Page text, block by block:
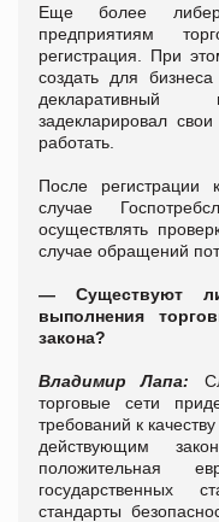
Еще более
предприятиям
регистрация. При
создать для
декларативный
задекларировал
работать.
После
случае
осуществлять
случае обращений
— Существуют ли
выполнения
закона?
Владимир Лапа:
торговые сети
требований к
действующим
положительная
государственных
стандарты